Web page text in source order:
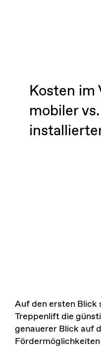
Kosten im
mobiler
Auf den ersten Blick
Treppenlift die
genauerer Blick auf